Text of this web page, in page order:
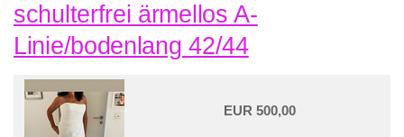
schulterfrei ärmellos A-
Linie/bodenlang 42/44
EUR 500,00